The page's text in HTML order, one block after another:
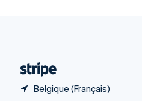
Belgique (Français)